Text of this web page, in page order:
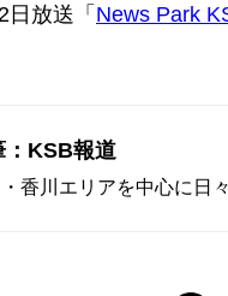
日放送「 News Park
：KSB報道
香川エリアを中心に日